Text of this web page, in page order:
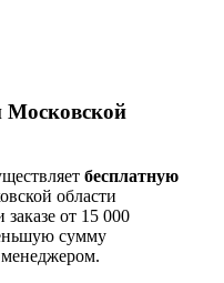
Московской
бесплатную
области
от 15 000
сумму
менеджером.